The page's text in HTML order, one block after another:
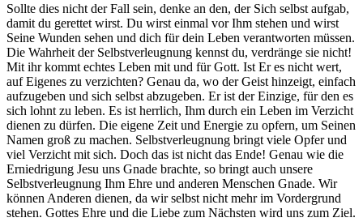
Sollte dies nicht der Fall sein, denke an den, der Sich selbst aufgab,
damit du gerettet wirst. Du wirst einmal vor Ihm stehen und wirst
Seine Wunden sehen und dich für dein Leben verantworten müssen.
Die Wahrheit der Selbstverleugnung kennst du, verdränge sie nicht!
Mit ihr kommt echtes Leben mit und für Gott. Ist Er es nicht wert,
auf Eigenes zu verzichten? Genau da, wo der Geist hinzeigt, einfach
aufzugeben und sich selbst abzugeben. Er ist der Einzige, für den es
sich lohnt zu leben. Es ist herrlich, Ihm durch ein Leben im Verzicht
dienen zu dürfen. Die eigene Zeit und Energie zu opfern, um Seinen
Namen groß zu machen. Selbstverleugnung bringt viele Opfer und
viel Verzicht mit sich. Doch das ist nicht das Ende! Genau wie die
Erniedrigung Jesu uns Gnade brachte, so bringt auch unsere
Selbstverleugnung Ihm Ehre und anderen Menschen Gnade. Wir
können Anderen dienen, da wir selbst nicht mehr im Vordergrund
stehen. Gottes Ehre und die Liebe zum Nächsten wird uns zum Ziel.